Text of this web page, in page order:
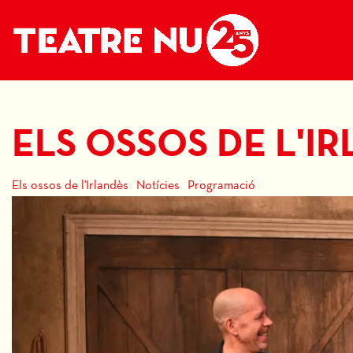
ELS OSSOS DE
Els ossos de l'Irlandès Notícies Programació